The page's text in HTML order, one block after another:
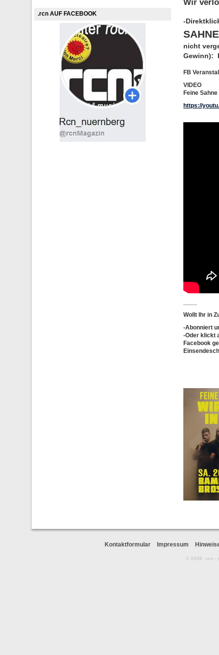
.rcn AUF FACEBOOK
Wir
-
nicht
Gewinn):
FB
VIDEO
Feine
https://
Wollt Ihr in
-Abonniert
-Oder klickt
Facebook
Kontaktformular Impressum
© 2008 .rcn